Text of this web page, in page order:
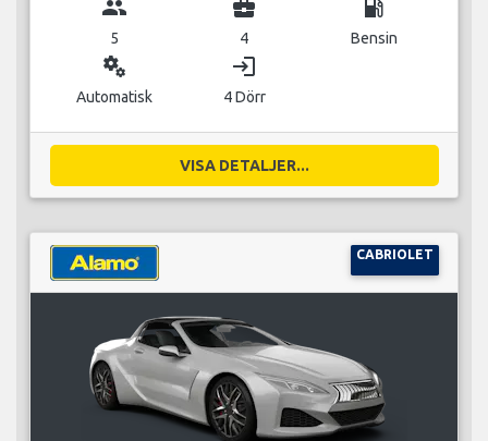
group
5
business_center
4
local_gas_station
Bensin
miscellaneous_services
Automatisk
login
4 Dörr
VISA DETALJER...
CABRIOLET